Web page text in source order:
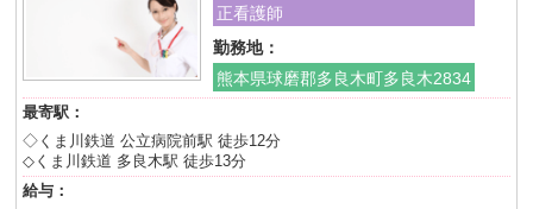
正看護師
勤務地：
熊本県球磨郡多良木町多良木2834
最寄駅：
◇くま川鉄道 公立病院前駅 徒歩12分
◇くま川鉄道 多良木駅 徒歩13分
給与：